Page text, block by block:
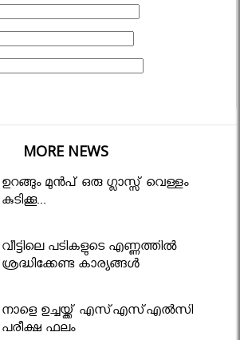
MORE NEWS
ഉറങ്ങും മുന്‍പ് ഒരു ഗ്ലാസ്സ് വെള്ളം
കുടിക്കൂ...
വീട്ടിലെ പടികളുടെ എണ്ണത്തിൽ
ശ്രദ്ധിക്കേണ്ട കാര്യങ്ങൾ
നാളെ ഉച്ചയ്ക്ക് എസ്എസ്എല്‍സി
പരീക്ഷ ഫലം